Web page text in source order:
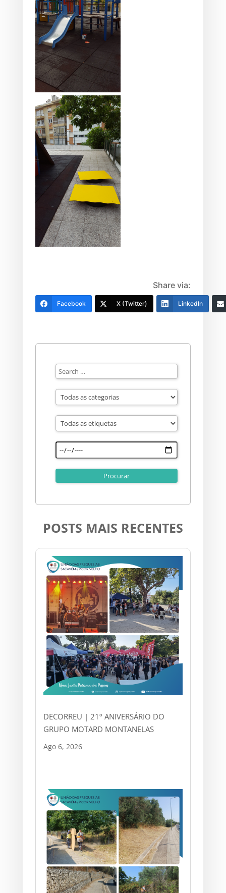
Share via:
Facebook X (Twitter) LinkedIn
POSTS MAIS RECENTES
DECORREU | 21º ANIVERSÁRIO DO
GRUPO MOTARD MONTANELAS
Ago 6, 2026